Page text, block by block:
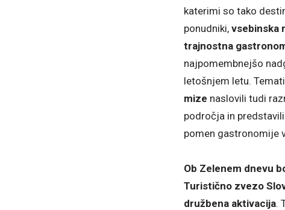
katerimi so tako
ponudniki, vsebinska
trajnostna
najpomembnejšo
letošnjem letu.
mize naslovili tudi
področja in
pomen gastronomije
Ob Zelenem dnevu
Turistično zvezo
družbena aktivacija.